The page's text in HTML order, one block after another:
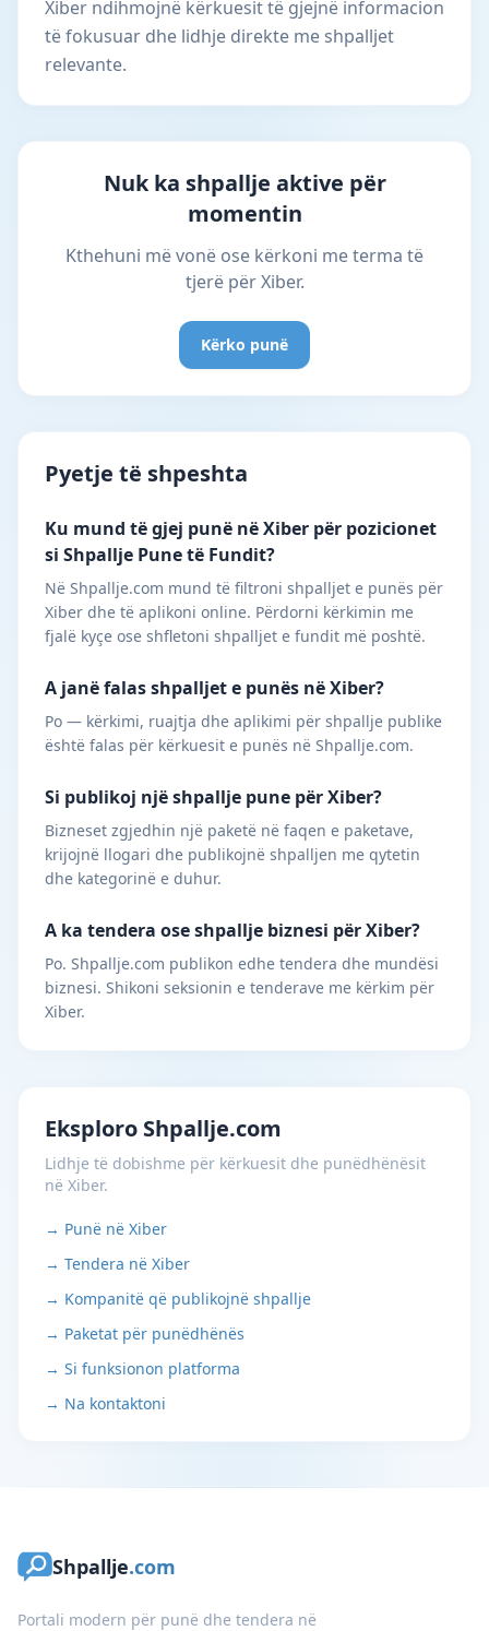
Xiber ndihmojnë kërkuesit të gjejnë informacion
të fokusuar dhe lidhje direkte me shpalljet
relevante.
Nuk ka shpallje aktive për
momentin
Kthehuni më vonë ose kërkoni me terma të
tjerë për Xiber.
Kërko punë
Pyetje të shpeshta
Ku mund të gjej punë në Xiber për pozicionet
si Shpallje Pune të Fundit?
Në Shpallje.com mund të filtroni shpalljet e punës për
Xiber dhe të aplikoni online. Përdorni kërkimin me
fjalë kyçe ose shfletoni shpalljet e fundit më poshtë.
A janë falas shpalljet e punës në Xiber?
Po — kërkimi, ruajtja dhe aplikimi për shpallje publike
është falas për kërkuesit e punës në Shpallje.com.
Si publikoj një shpallje pune për Xiber?
Bizneset zgjedhin një paketë në faqen e paketave,
krijojnë llogari dhe publikojnë shpalljen me qytetin
dhe kategorinë e duhur.
A ka tendera ose shpallje biznesi për Xiber?
Po. Shpallje.com publikon edhe tendera dhe mundësi
biznesi. Shikoni seksionin e tenderave me kërkim për
Xiber.
Eksploro Shpallje.com
Lidhje të dobishme për kërkuesit dhe punëdhënësit
në Xiber.
→ Punë në Xiber
→ Tendera në Xiber
→ Kompanitë që publikojnë shpallje
→ Paketat për punëdhënës
→ Si funksionon platforma
→ Na kontaktoni
Shpallje.com
Portali modern për punë dhe tendera në